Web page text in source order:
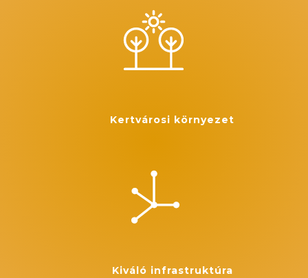
Kertvárosi környezet
Kiváló infrastruktúra